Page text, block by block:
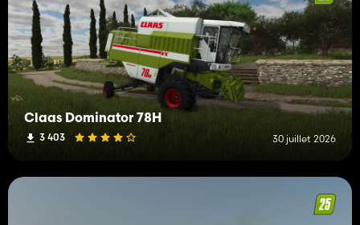
Claas Dominator 78H
3 403 30 juillet 2026